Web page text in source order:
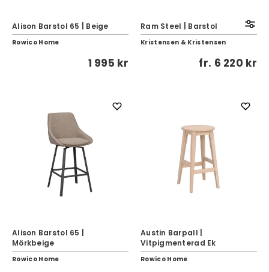
Alison Barstol 65 | Beige
Rowico Home
1 995 kr
Ram Steel | Barstol
Kristensen & Kristensen
fr. 6 220 kr
Alison Barstol 65 |
Mörkbeige
Rowico Home
Austin Barpall |
Vitpigmenterad Ek
Rowico Home